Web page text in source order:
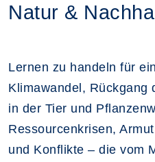
Natur &
Lernen zu handeln für
Klimawandel, Rückgang
in der Tier und
Ressourcenkrisen,
und Konflikte – die vom